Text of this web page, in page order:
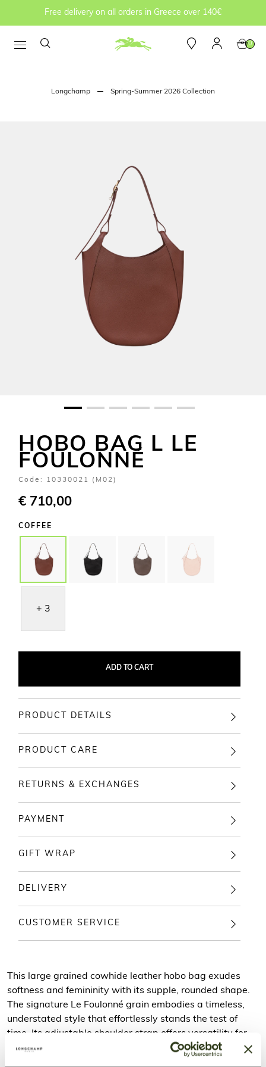
Free delivery on all orders in Greece over 140€
0
Longchamp Spring-Summer 2026 Collection
HOBO BAG L LE
FOULONNÉ
Code: 10330021 (M02)
€ 710,00
COFFEE
+ 3
ADD TO CART
PRODUCT DETAILS
PRODUCT CARE
RETURNS & EXCHANGES
PAYMENT
GIFT WRAP
DELIVERY
CUSTOMER SERVICE
This large grained cowhide leather hobo bag exudes
softness and femininity with its supple, rounded shape.
The signature Le Foulonné grain embodies a timeless,
understated style that effortlessly stands the test of
time. Its adjustable shoulder strap offers versatility for
any occasion, while its spacious interior easily holds all